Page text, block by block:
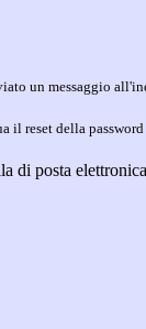
un messaggio
il reset della
di posta